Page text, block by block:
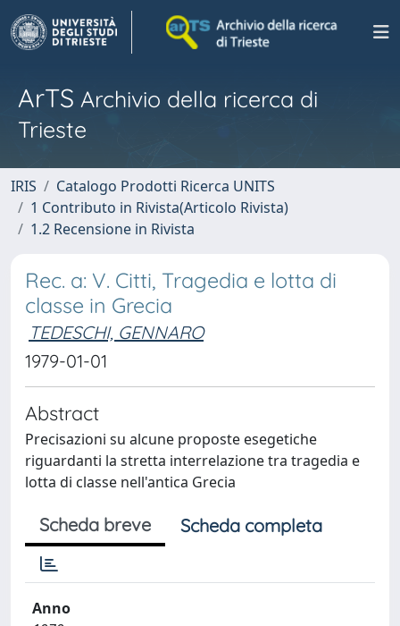
ArTS Archivio della ricerca di
Trieste
IRIS
Catalogo Prodotti Ricerca UNITS
1 Contributo in Rivista(Articolo Rivista)
1.2 Recensione in Rivista
Rec. a: V. Citti, Tragedia e lotta di
classe in Grecia
TEDESCHI, GENNARO
1979-01-01
Abstract
Precisazioni su alcune proposte esegetiche
riguardanti la stretta interrelazione tra tragedia e
lotta di classe nell'antica Grecia
Scheda breve Scheda completa
Anno